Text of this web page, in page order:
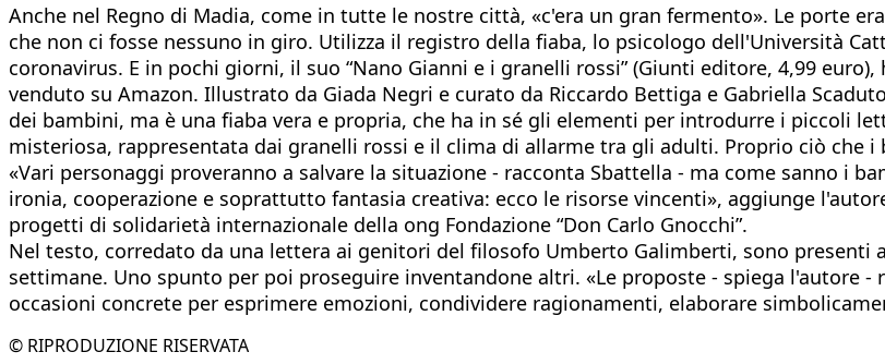
Anche nel Regno di Madia, come in tutte le nostre città, «c'era un gran fermento». Le porte
che non ci fosse nessuno in giro. Utilizza il registro della fiaba, lo psicologo dell'Università
coronavirus. E in pochi giorni, il suo “Nano Gianni e i granelli rossi” (Giunti editore, 4,99
venduto su Amazon. Illustrato da Giada Negri e curato da Riccardo Bettiga e Gabriella
dei bambini, ma è una fiaba vera e propria, che ha in sé gli elementi per introdurre i piccoli
misteriosa, rappresentata dai granelli rossi e il clima di allarme tra gli adulti. Proprio ciò che
«Vari personaggi proveranno a salvare la situazione - racconta Sbattella - ma come sanno i
ironia, cooperazione e soprattutto fantasia creativa: ecco le risorse vincenti», aggiunge
progetti di solidarietà internazionale della ong Fondazione “Don Carlo Gnocchi”.
Nel testo, corredato da una lettera ai genitori del filosofo Umberto Galimberti, sono
settimane. Uno spunto per poi proseguire inventandone altri. «Le proposte - spiega l'autore
occasioni concrete per esprimere emozioni, condividere ragionamenti, elaborare
© RIPRODUZIONE RISERVATA